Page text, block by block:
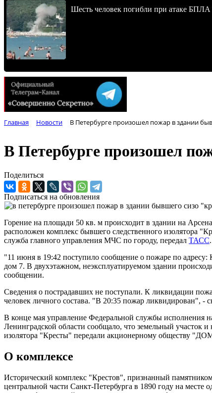
Шесть человек погибли при атаке
Главная Новости В Петербурге произошел пожар в здании
В Петербурге произошел
Поделиться
Подписаться на обновления
Горение на площади 50 кв. м происходит в здании на
расположен комплекс бывшего следственного изолятора
служба главного управления МЧС по городу, передал ТАСС.
"11 июня в 19:42 поступило сообщение о пожаре по
дом 7. В двухэтажном, неэксплуатируемом здании
сообщении.
Сведения о пострадавших не поступали. К ликвидации
человек личного состава. "В 20:35 пожар ликвидирован", -
В конце мая управление Федеральной службы исполнения
Ленинградской области сообщало, что земельный участок
изолятора "Кресты" передали акционерному обществу
О комплексе
Исторический комплекс "Крестов", признанный
центральной части Санкт-Петербурга в 1890 году на